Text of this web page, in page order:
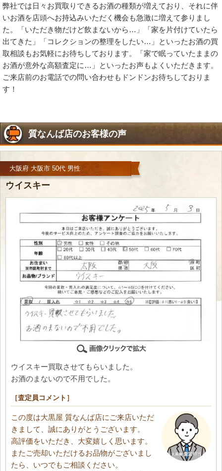
弊社では日々お買取りできるお酒の種類が増えており、それに伴
いお酒を店頭へお持込みいただく機会も急激に増えて参りまし
た。「いただき物だけど飲まないから…」「家を片付けていたら
出てきた」「コレクションの整理をしたい…」といったお酒の買
取相談もお気軽にお待ちしております。「家で眠っていたままの
お酒が意外な高額査定に…」といったお声もよくいただきます。
ご来店前のお電話での問い合わせもドンドンお待ちしておりま
す！
質なんば店のお客様の声
大阪府 大阪市 50代 男性
ウイスキー
ウイスキー買取させてもらいました。
お酒のまないので不用でした。
［査定員コメント］
この度は大黒屋 質なんば店にご来店いただ
きまして、誠にありがとうございます。
高評価をいただき、大変嬉しく思います。
またご売却いただけるお品物がございまし
たら、いつでもご相談ください。